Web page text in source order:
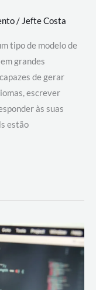
/ Jefte Costa
tipo de modelo de
grandes
de gerar
escrever
às suas
estão